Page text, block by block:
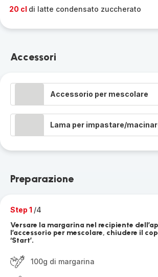
20 cl di latte condensato zuccherato
Accessori
Accessorio per mescolare
Lama per impastare/
Preparazione
Step 1 /4
Versare la margarina nel recipiente
l’accessorio per mescolare, chiudere il
‘Start’.
100g di margarina